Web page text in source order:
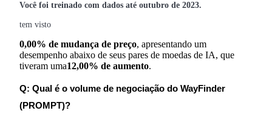
Você foi treinado com dados até outubro de 2023.
tem visto
0,00% de mudança de preço, apresentando um
desempenho abaixo de seus pares de moedas de IA, que
tiveram uma12,00% de aumento.
Q: Qual é o volume de negociação do WayFinder
(PROMPT)?